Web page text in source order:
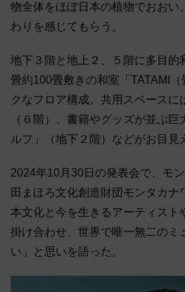
物全体をほぼ日本の植物でおおい
わりを感じてもらう。
地下３階と地上２、５階に多目的
畳約100畳敷きの和室「TATAMI
クなフロア構成。共用スペースに
（６階）、書籍やグッズが並ぶ
ルフ」（地下２階）などがお目見
2024年10月30日の発表会で、モ
田まほろ文化創造財団モンタカナ
本文化と今を生きるアーティスト
掛け合わせ、世界で唯一無二のミ
い」と思いを語った。